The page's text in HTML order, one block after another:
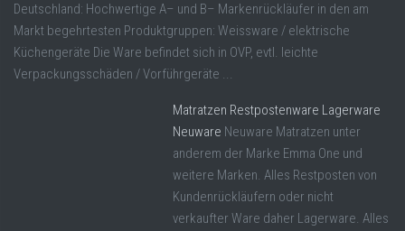
Deutschland: Hochwertige A– und B– Markenrückläufer in den am
Markt begehrtesten Produktgruppen: Weissware / elektrische
Küchengeräte Die Ware befindet sich in OVP, evtl. leichte
Verpackungsschäden / Vorführgeräte ...
Matratzen Restpostenware Lagerware
Neuware Neuware Matratzen unter
anderem der Marke Emma One und
weitere Marken. Alles Restposten von
Kundenrückläufern oder nicht
verkaufter Ware daher Lagerware. Alles